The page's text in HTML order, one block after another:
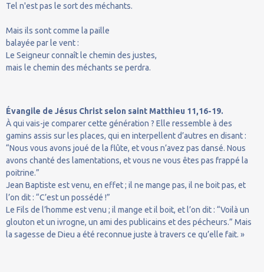
Tel n'est pas le sort des méchants.
Mais ils sont comme la paille
balayée par le vent :
Le Seigneur connaît le chemin des justes,
mais le chemin des méchants se perdra.
Évangile de Jésus Christ selon saint Matthieu 11,16-19.
À qui vais-je comparer cette génération ? Elle ressemble à des
gamins assis sur les places, qui en interpellent d’autres en disant :
“Nous vous avons joué de la flûte, et vous n’avez pas dansé. Nous
avons chanté des lamentations, et vous ne vous êtes pas frappé la
poitrine.”
Jean Baptiste est venu, en effet ; il ne mange pas, il ne boit pas, et
l’on dit : “C’est un possédé !”
Le Fils de l’homme est venu ; il mange et il boit, et l’on dit : “Voilà un
glouton et un ivrogne, un ami des publicains et des pécheurs.” Mais
la sagesse de Dieu a été reconnue juste à travers ce qu’elle fait. »